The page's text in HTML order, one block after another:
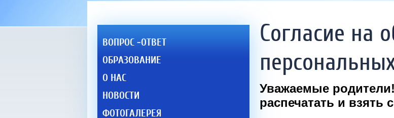
ВОПРОС -ОТВЕТ
ОБРАЗОВАНИЕ
О НАС
НОВОСТИ
ФОТОГАЛЕРЕЯ
Согласие на
Уважаемые
распечатать и взять